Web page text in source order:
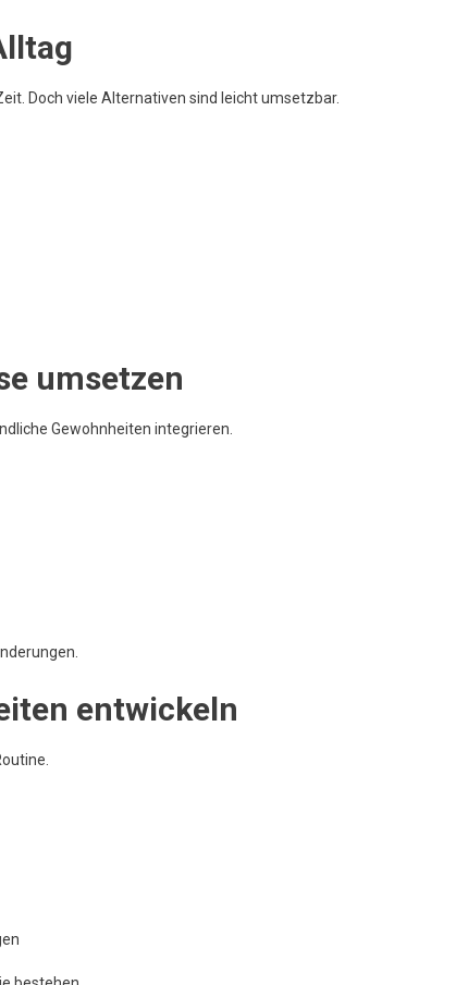
Doch viele Alternativen sind leicht umsetzbar.
umsetzen
Gewohnheiten integrieren.
entwickeln